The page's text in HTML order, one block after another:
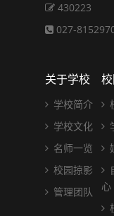
430223
027-
关于学校
学校简介
学校文化
名师一览
校园掠影
管理团队
心